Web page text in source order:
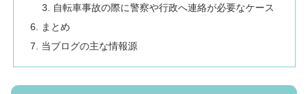
自転車事故の際に警察や行政へ連絡が必要なケース
まとめ
当ブログの主な情報源